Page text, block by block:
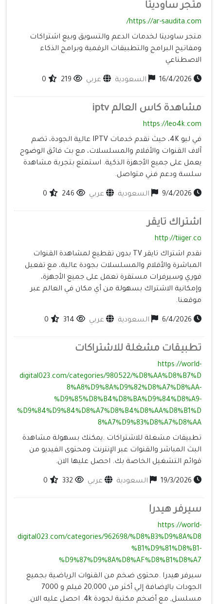
متجر ساوديتا
https://ar-saudita.com/
متجر ساوديتا لخدمات الدعم والتسويق وبيع اشتراكات
ومفاتيح البرامج والتطبيقات الرقمية وبرامج الذكاء
الاصطناعي
السعودية عربي 219
0
مشاهدة كاس العالم iptv
https://leo4k.com
في ليو 4K، حيث نقدم خدمات IPTV عالية الجودة، تضم
آلاف القنوات والأفلام والمسلسلات، مع بث فائق الوضوح
يعمل على جميع الأجهزة الذكية. استمتع بتجربة مشاهدة
سلسة ودعم فني متواصل.
السعودية عربي 246
0
اشتراك تايقر
http://tiiger.co
نقدم اشتراك تايقر TV بدون تقطيع لمشاهدة القنوات
المباشرة والأفلام والمسلسلات بجودة عالية، مع تفعيل
فوري وسيرفرات مستقرة تعمل على جميع الأجهزة،
وإمكانية الاشتراك بسهولة من أي مكان في العالم عبر
موقعنا.
السعودية عربي 314
0
تطبيقات مشغلة للاشتراكات
https://world-
digital023.com/categories/980522/%D8%AA%D8%B7%D
8%A8%D9%8A%D9%82%D8%A7%D8%AA-
%D9%85%D8%B4%D8%BA%D9%84%D8%A9-
%D9%84%D9%84%D8%A7%D8%B4%D8%AA%D8%B1%D
8%A7%D9%83%D8%A7%D8%AA
تطبيقات مشغلة للاشتراكات .يمكنك بسهولة مشاهدة
البث المباشر والقنوات عبر الإنترنت ومحتوى الفيديو من
قوائم التشغيل الخاصة بك. احصل عليها الان.
السعودية عربي 332
0
سيرفر هيدرا
https://world-
digital023.com/categories/962698/%D8%B3%D9%8A%D8
%B1%D9%81%D8%B1-
%D9%87%D9%8A%D8%AF%D8%B1%D8%A7
سيرفر هيدرا .محتوى ضخم من القنوات الرياضية بجميع
الجودات بالإضافة إلي أكثر من 20,000 فيلم و 7000
مسلسل, مع أضخم مكتبة لجودة 4k. احصل عليه الان.